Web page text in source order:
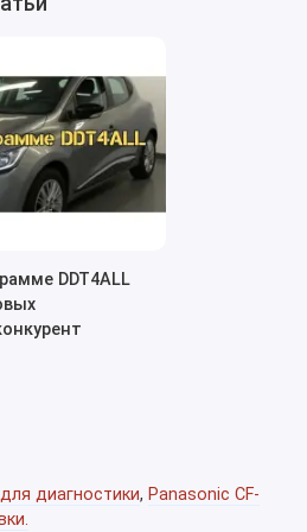
работу с автомобилями
актуальность
с новыми моделями Renault.
Защищённый ноутбук
работать в любых
подходит для
автосервисам, работающим с
которым необходимы
Renault и требуют
DDT4ALL
диагностики, Panasonic CF-